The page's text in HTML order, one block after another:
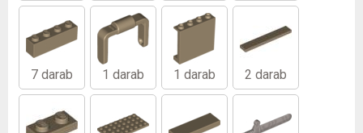
7 darab 1 darab 1 darab 2 darab